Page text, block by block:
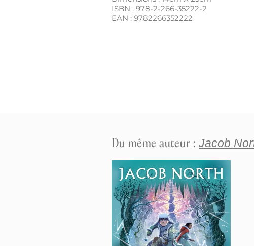
ISBN : 978-2-266-35222-2
EAN : 9782266352222
Du même auteur : Jacob